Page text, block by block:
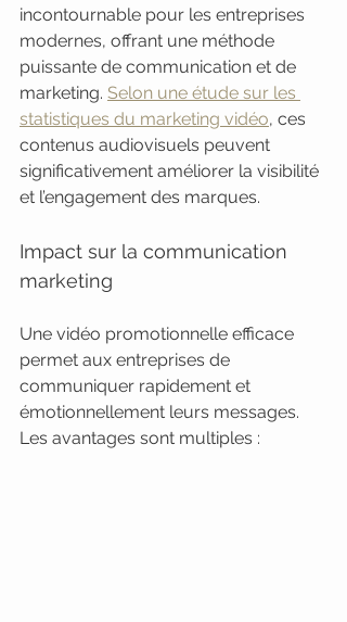
incontournable pour les entreprises
modernes, offrant une méthode
puissante de communication et de
marketing. Selon une étude sur les
statistiques du marketing vidéo, ces
contenus audiovisuels peuvent
significativement améliorer la visibilité
et l’engagement des marques.
Impact sur la communication
marketing
Une vidéo promotionnelle efficace
permet aux entreprises de
communiquer rapidement et
émotionnellement leurs messages.
Les avantages sont multiples :